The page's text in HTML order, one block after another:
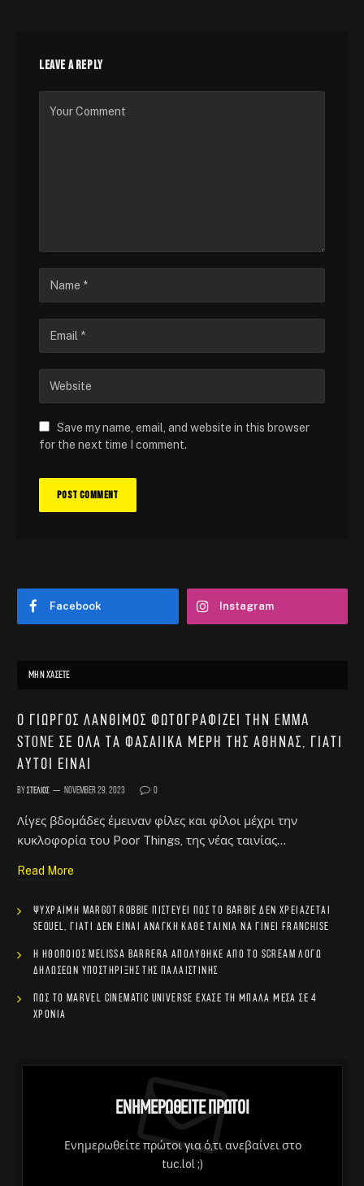
LEAVE A REPLY
Save my name, email, and website in this browser
for the next time I comment.
Facebook Instagram
ΜΗΝ ΧΆΣΕΤΕ
Ο Γιώργος Λάνθιμος φωτογραφίζει την Emma
Stone σε όλα τα φασαίικα μέρη της Αθήνας, γιατί
αυτοί είναι
ByΣτέλιος November 29, 2023 0
Λίγες βδομάδες έμειναν φίλες και φίλοι μέχρι την
κυκλοφορία του Poor Things, της νέας ταινίας…
Read More
Ψύχραιμη Margot Robbie πιστεύει πως το Barbie δεν χρειάζεται
sequel, γιατί δεν είναι ανάγκη κάθε ταινία να γίνει franchise
Η ηθοποιός Melissa Barrera απολύθηκε από το Scream λόγω
δηλώσεων υποστήριξης της Παλαιστίνης
Πώς το Marvel Cinematic Universe έχασε τη μπάλα μέσα σε 4
χρόνια
Ενημερωθείτε Πρώτοι
Ενημερωθείτε πρώτοι για ό,τι ανεβαίνει στο
tuc.lol ;)